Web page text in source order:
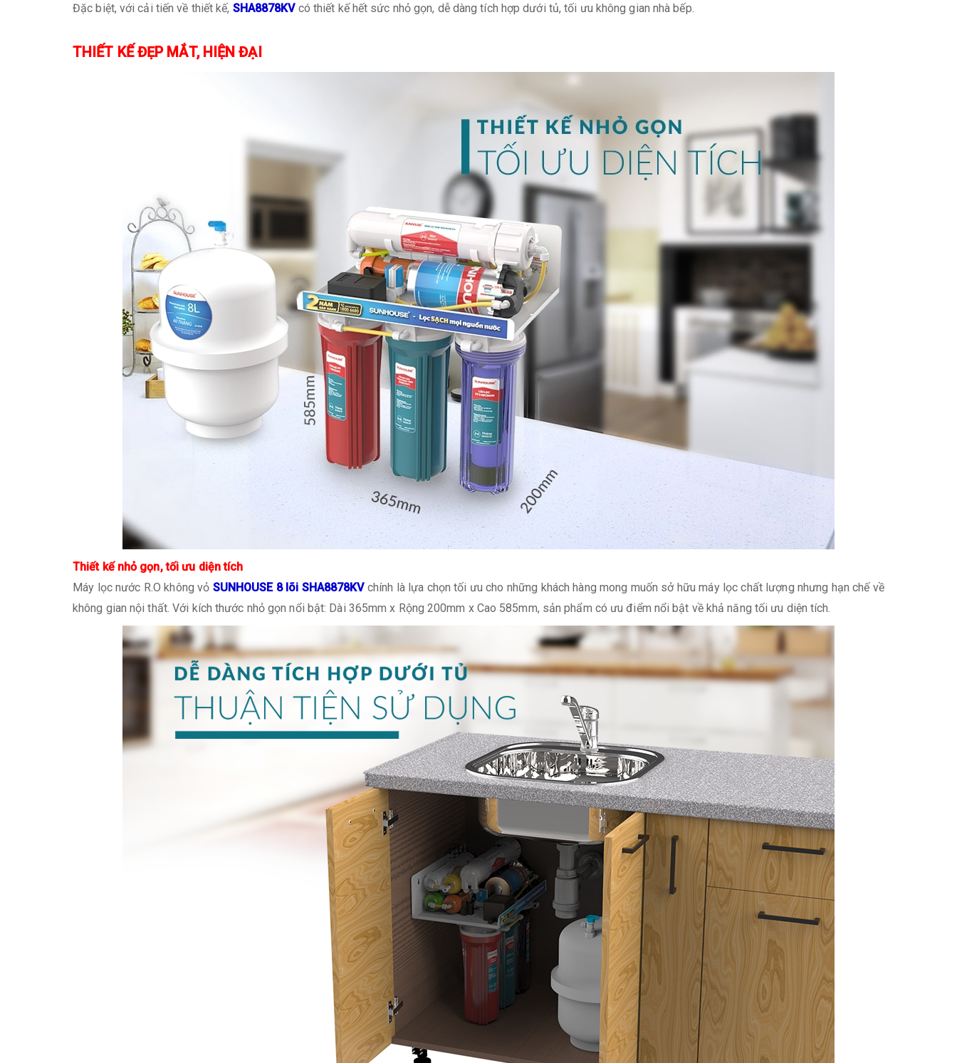
Đặc biệt, với cải tiến về thiết kế, SHA8878KV có thiết kế hết sức nhỏ gọn, dễ dàng tích hợp dưới tủ, tối ưu không gian nhà bếp.
THIẾT KẾ ĐẸP MẮT, HIỆN ĐẠI
Thiết kế nhỏ gọn, tối ưu diện tích
Máy lọc nước R.O không vỏ SUNHOUSE 8 lõi SHA8878KV chính là lựa chọn tối ưu cho những khách hàng mong muốn sở hữu máy lọc chất lượng nhưng hạn chế về
không gian nội thất. Với kích thước nhỏ gọn nổi bật: Dài 365mm x Rộng 200mm x Cao 585mm, sản phẩm có ưu điểm nổi bật về khả năng tối ưu diện tích.